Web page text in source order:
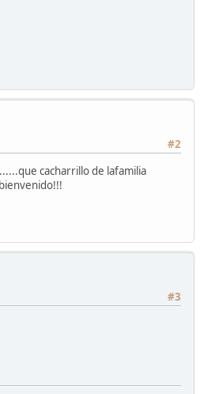
#2
cacharrillo de lafamilia
#3